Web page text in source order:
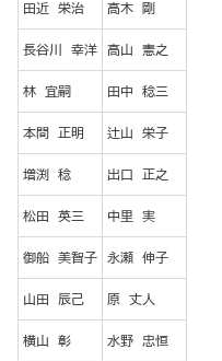
田近 栄治 高木 剛
長谷川 幸洋 高山 憲之
林 宜嗣 田中 稔三
本間 正明 辻山 栄子
増渕 稔 出口 正之
松田 英三 中里 実
御船 美智子 永瀬 伸子
山田 辰己 原 丈人
横山 彰 水野 忠恒